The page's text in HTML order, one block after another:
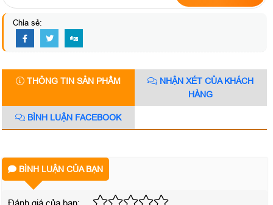
Chia sẻ:
THÔNG TIN SẢN PHẨM
NHẬN XÉT CỦA KHÁCH
HÀNG
BÌNH LUẬN FACEBOOK
BÌNH LUẬN CỦA BẠN